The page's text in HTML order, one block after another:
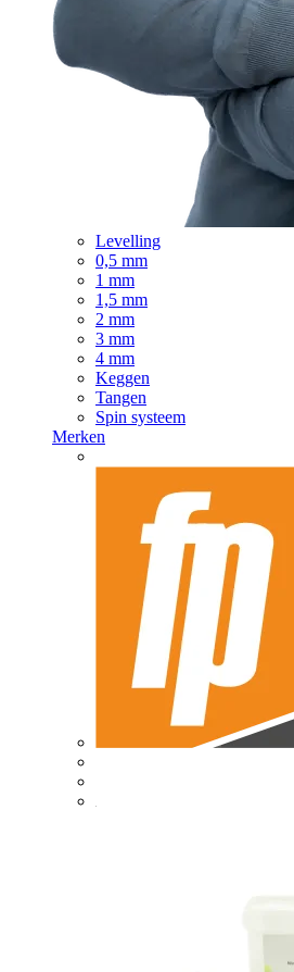
Levelling
0,5 mm
1 mm
1,5 mm
2 mm
3 mm
4 mm
Keggen
Tangen
Spin systeem
Merken